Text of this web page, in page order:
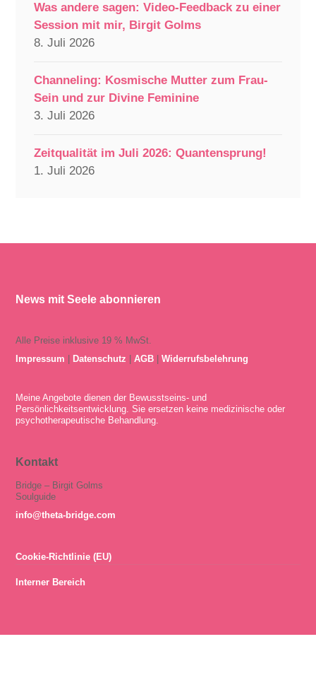
Was andere sagen: Video-Feedback zu einer
Session mit mir, Birgit Golms
8. Juli 2026
Channeling: Kosmische Mutter zum Frau-
Sein und zur Divine Feminine
3. Juli 2026
Zeitqualität im Juli 2026: Quantensprung!
1. Juli 2026
News mit Seele abonnieren
Alle Preise inklusive 19 % MwSt.
Impressum
Datenschutz |AGB |Widerrufsbelehrung
Meine Angebote dienen der Bewusstseins- und
Persönlichkeitsentwicklung. Sie ersetzen keine medizinische oder
psychotherapeutische Behandlung.
Kontakt
Bridge – Birgit Golms
Soulguide
info@theta-bridge.com
Cookie-Richtlinie (EU)
Interner Bereich